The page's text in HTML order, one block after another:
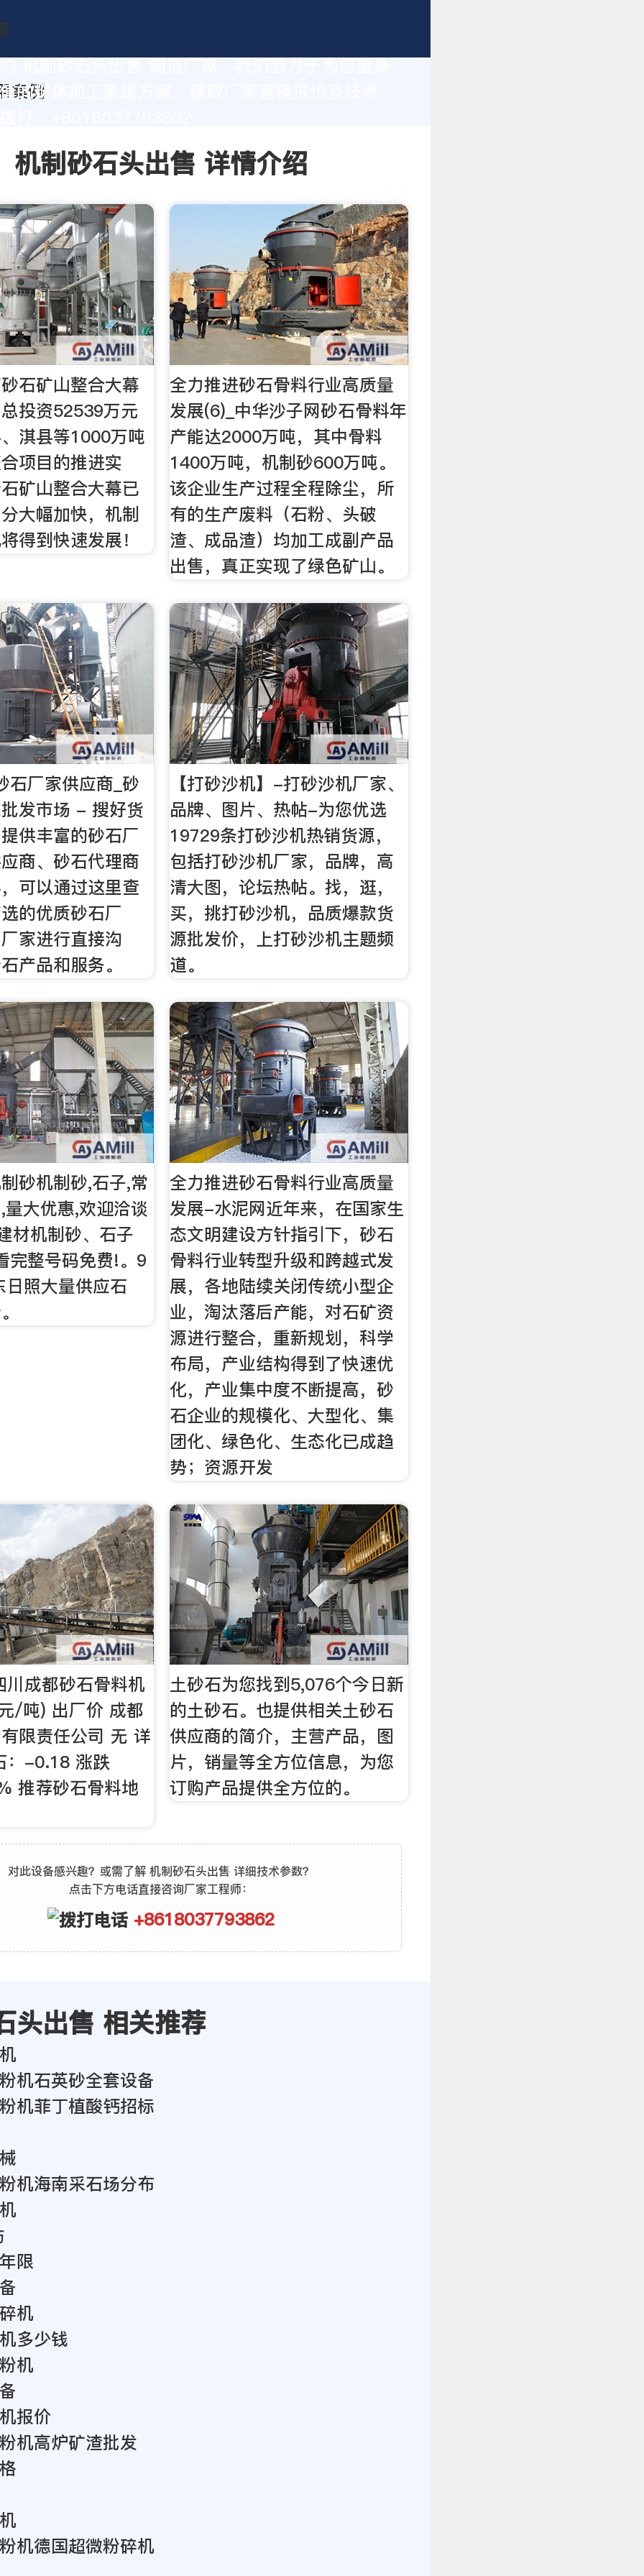
的粉体加工系统方案。获取厂家直销报价及技术
机制砂石头出售 详情介绍
石矿山整合大幕
投资52539万元
淇县等1000万吨
项目的推进实
矿山整合大幕已
大幅加快，机制
得到快速发展！
全力推进砂石骨料行业高质量
发展(6)_中华沙子网砂石骨料年
产能达2000万吨，其中骨料
1400万吨，机制砂600万吨。
该企业生产过程全程除尘，所
有的生产废料（石粉、头破
渣、成品渣）均加工成副产品
出售，真正实现了绿色矿山。
石厂家供应商_砂
发市场 - 搜好货
供丰富的砂石厂
商、砂石代理商
可以通过这里查
的优质砂石厂
家进行直接沟
产品和服务。
【打砂沙机】-打砂沙机厂家、
品牌、图片、热帖-为您优选
19729条打砂沙机热销货源，
包括打砂沙机厂家，品牌，高
清大图，论坛热帖。找，逛，
买，挑打砂沙机，品质爆款货
源批发价，上打砂沙机主题频
道。
砂机制砂,石子,常
大优惠,欢迎洽谈
材机制砂、石子
完整号码免费!。9
照大量供应石
全力推进砂石骨料行业高质量
发展-水泥网近年来，在国家生
态文明建设方针指引下，砂石
骨料行业转型升级和跨越式发
展，各地陆续关闭传统小型企
业，淘汰落后产能，对石矿资
源进行整合，重新规划，科学
布局，产业结构得到了快速优
化，产业集中度不断提高，砂
石企业的规模化、大型化、集
团化、绿色化、生态化已成趋
势；资源开发
成都砂石骨料机
/吨) 出厂价 成都
限责任公司 无 详
：-0.18 涨跌
推荐砂石骨料地
土砂石为您找到5,076个今日新
的土砂石。也提供相关土砂石
供应商的简介，主营产品，图
片，销量等全方位信息，为您
订购产品提供全方位的。
对此设备感兴趣？或需了解 机制砂石头出售 详细技术参数？
点击下方电话直接咨询厂家工程师：
+8618037793862
头出售 相关推荐
机石英砂全套设备
机菲丁植酸钙招标
机海南采石场分布
限
机
多少钱
机
报价
机高炉矿渣批发
机德国超微粉碎机